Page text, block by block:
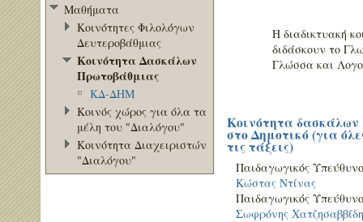
Η διαδικτυακή
διδάσκουν το
Γλώσσα και
Κοινότητα δασκάλων
στο Δημοτικό (για όλες
τις τάξεις)
Παιδαγωγικός
Κώστας Ντίνας
Παιδαγωγικός
Σωφρόνης
Μαθήματα
Κοινότητες Φιλολόγων
Δευτεροβάθμιας
Κοινότητα Δασκάλων
Πρωτοβάθμιας
ΚΔ-ΔΗΜ
Κοινός χώρος για όλα τα
μέλη του "Διαλόγου"
Κοινότητα Διαχειριστών
"Διαλόγου"